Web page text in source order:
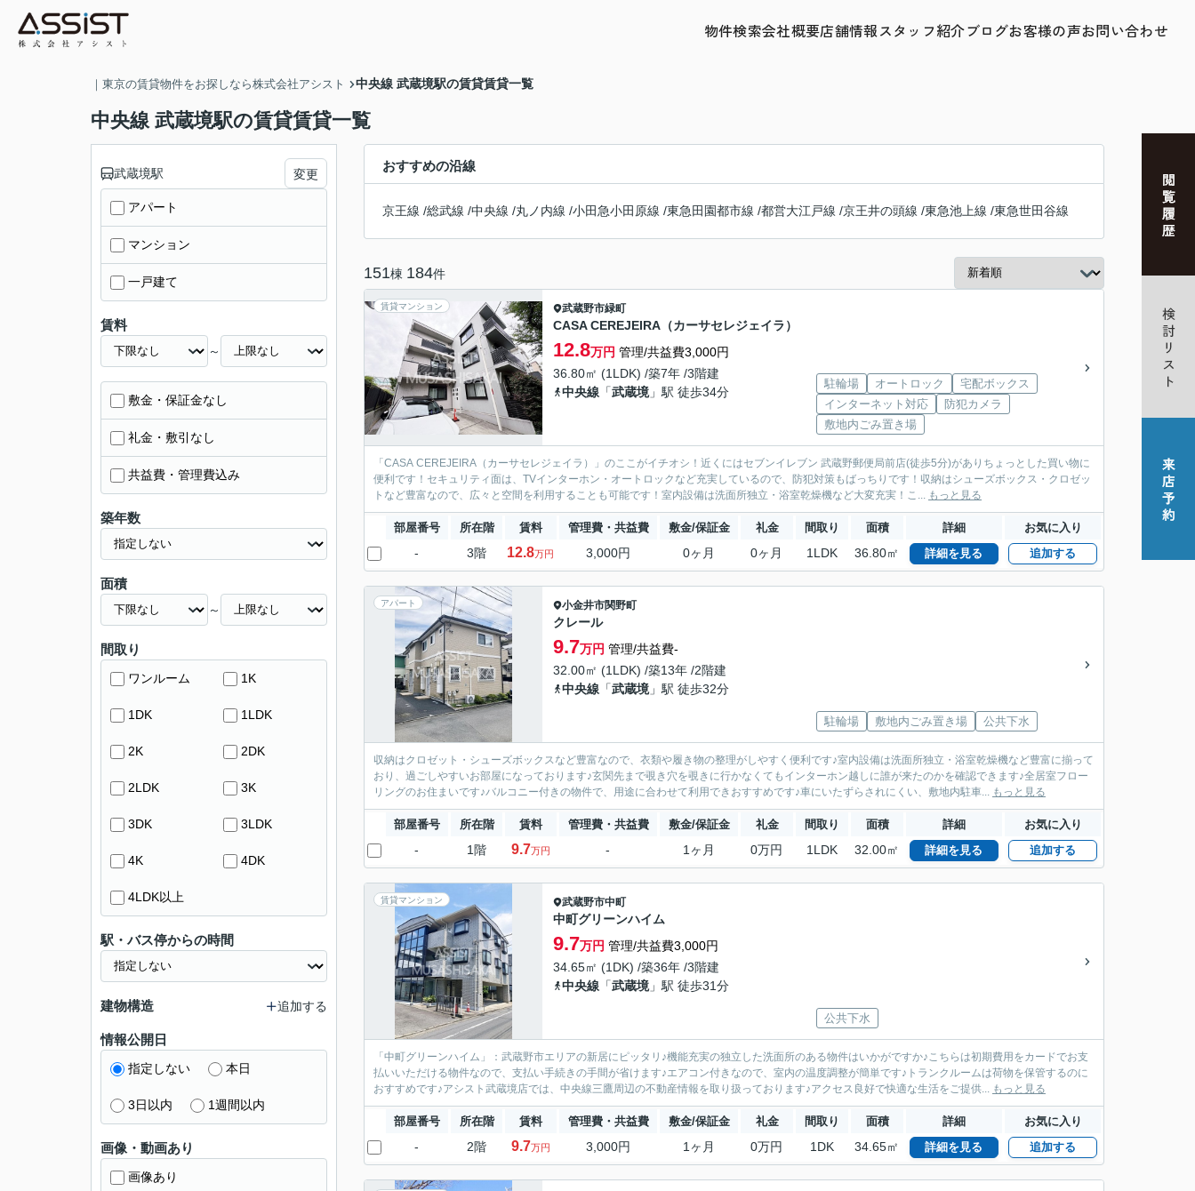
物件検索会社概要店舗情報スタッフ紹介ブログお客様の声お問い合わせ
｜東京の賃貸物件をお探しなら株式会社アシスト 中央線 武蔵境駅の賃貸賃貸一覧
中央線 武蔵境駅の賃貸賃貸一覧
おすすめの沿線
京王線 /総武線 /中央線 /丸ノ内線 /小田急小田原線 /東急田園都市線 /都営大江戸線 /京王井の頭線 /東急池上線 /東急世田谷線
151棟 184件
賃貸マンション 武蔵野市緑町
CASA CEREJEIRA（カーサセレジェイラ）
12.8万円 管理/共益費3,000円
36.80㎡ (1LDK) /築7年 /3階建
中央線 「武蔵境」駅 徒歩34分
駐輪場 オートロック
宅配ボックス
インターネット対応
防犯カメラ
敷地内ごみ置き場
「CASA CEREJEIRA（カーサセレジェイラ）」のここがイチオシ！近くにはセブンイレブン 武蔵野郵便局前店(徒歩5分)がありちょっとした買い物に
便利です！セキュリティ面は、TVインターホン・オートロックなど充実しているので、防犯対策もばっちりです！収納はシューズボックス・クロゼッ
トなど豊富なので、広々と空間を利用することも可能です！室内設備は洗面所独立・浴室乾燥機など大変充実！こ... もっと見る
部屋番号 所在階 賃料 管理費・共益費 敷金/保証金 礼金 間取り 面積 詳細 お気に入り
- 3階 12.8万円 3,000円 0ヶ月 0ヶ月 1LDK 36.80㎡ 詳細を見る 追加する
アパート 小金井市関野町
クレール
9.7万円 管理/共益費-
32.00㎡ (1LDK) /築13年 /2階建
中央線 「武蔵境」駅 徒歩32分
駐輪場 敷地内ごみ置き場 公共下水
収納はクロゼット・シューズボックスなど豊富なので、衣類や履き物の整理がしやすく便利です♪室内設備は洗面所独立・浴室乾燥機など豊富に揃って
おり、過ごしやすいお部屋になっております♪玄関先まで覗き穴を覗きに行かなくてもインターホン越しに誰が来たのかを確認できます♪全居室フロー
リングのお住まいです♪バルコニー付きの物件で、用途に合わせて利用できおすすめです♪車にいたずらされにくい、敷地内駐車... もっと見る
部屋番号 所在階 賃料 管理費・共益費 敷金/保証金 礼金 間取り 面積 詳細 お気に入り
- 1階 9.7万円 - 1ヶ月 0万円 1LDK 32.00㎡ 詳細を見る 追加する
賃貸マンション 武蔵野市中町
中町グリーンハイム
9.7万円 管理/共益費3,000円
34.65㎡ (1DK) /築36年 /3階建
中央線 「武蔵境」駅 徒歩31分
公共下水
「中町グリーンハイム」：武蔵野市エリアの新居にピッタリ♪機能充実の独立した洗面所のある物件はいかがですか♪こちらは初期費用をカードでお支
払いいただける物件なので、支払い手続きの手間が省けます♪エアコン付きなので、室内の温度調整が簡単です♪トランクルームは荷物を保管するのに
おすすめです♪アシスト武蔵境店では、中央線三鷹周辺の不動産情報を取り扱っております♪アクセス良好で快適な生活をご提供... もっと見る
部屋番号 所在階 賃料 管理費・共益費 敷金/保証金 礼金 間取り 面積 詳細 お気に入り
- 2階 9.7万円 3,000円 1ヶ月 0万円 1DK 34.65㎡ 詳細を見る 追加する
武蔵境駅 変更
アパート
マンション
一戸建て
賃料
～
敷金・保証金なし
礼金・敷引なし
共益費・管理費込み
築年数
面積
～
間取り
ワンルーム 1K
1DK 1LDK
2K 2DK
2LDK 3K
3DK 3LDK
4K 4DK
4LDK以上
駅・バス停からの時間
建物構造 追加する
情報公開日
指定しない 本日
3日以内 1週間以内
画像・動画あり
画像あり